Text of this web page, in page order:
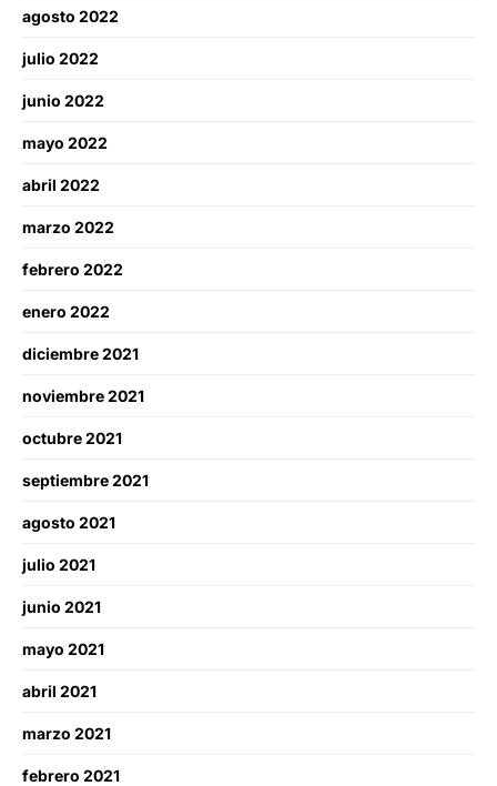
agosto 2022
julio 2022
junio 2022
mayo 2022
abril 2022
marzo 2022
febrero 2022
enero 2022
diciembre 2021
noviembre 2021
octubre 2021
septiembre 2021
agosto 2021
julio 2021
junio 2021
mayo 2021
abril 2021
marzo 2021
febrero 2021